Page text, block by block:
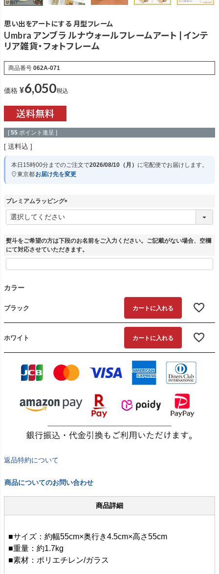
思い出をアートにする 月型フレーム
Umbra アンブラ ルナウォールフレームアート | インテ
リア雑貨・フォトフレーム
商品番号 062A-071
価格 ¥6,050税込
[ 55 ポイント進呈 ]
送料込
本日 15時00分までのご注文で2026/08/10（月） に宅配便でお届けします。
東京都お届け先を変更
プレミアムラッピング
(
)
熨斗をご希望の方は下段のお名前をご入力ください。ご記載がない場合、空欄
にて対応させていただきます。
カラー
ブラック カートに入れる
ホワイト カートに入れる
返品特約について
商品についてのお問い合わせ
商品詳細
■サイズ：約幅55cm×奥行き4.5cm×高さ55cm
■重量：約1.7kg
■素材：ポリエチレン/ガラス